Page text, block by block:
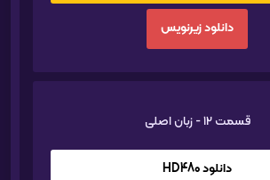
دانلود زیرنویس
قسمت 12 - زبان اصلی
دانلود HD480